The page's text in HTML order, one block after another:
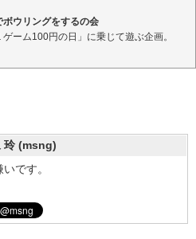
ボウリングをするの会
ーム100円の日」に乗じて遊ぶ企画。
玲 (msng)
です。